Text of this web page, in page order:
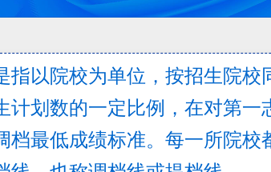
指以院校为单位，按招生院校
计划数的一定比例，在对第一
档最低成绩标准。每一所院校